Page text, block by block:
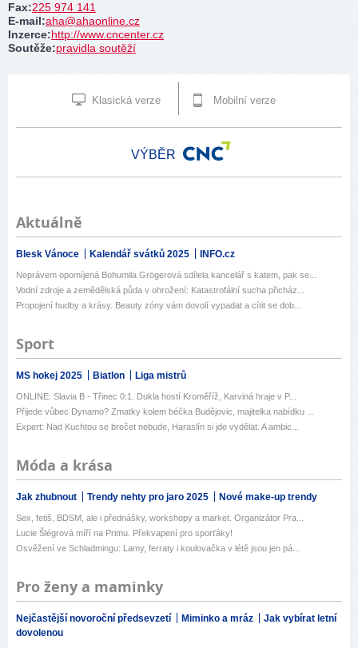
Fax:225 974 141
E-mail:aha@ahaonline.cz
Inzerce:http://www.cncenter.cz
Soutěže:pravidla soutěží
Klasická verze Mobilní verze
VÝBĚR
Aktuálně
Blesk Vánoce Kalendář svátků 2025 INFO.cz
Neprávem opomíjená Bohumila Grögerová sdílela kancelář s katem, pak se...
Vodní zdroje a zemědělská půda v ohrožení: Katastrofální sucha přicház...
Propojení hudby a krásy. Beauty zóny vám dovolí vypadat a cítit se dob...
Sport
MS hokej 2025 Biatlon Liga mistrů
ONLINE: Slavia B - Třinec 0:1. Dukla hostí Kroměříž, Karviná hraje v P...
Přijede vůbec Dynamo? Zmatky kolem béčka Budějovic, majitelka nabídku ...
Expert: Nad Kuchtou se brečet nebude, Haraslín si jde vydělat. A ambic...
Móda a krása
Jak zhubnout Trendy nehty pro jaro 2025 Nové make-up trendy
Sex, fetiš, BDSM, ale i přednášky, workshopy a market. Organizátor Pra...
Lucie Šlégrová míří na Primu. Překvapení pro sporťáky!
Osvěžení ve Schladmingu: Lamy, ferraty i koulovačka v létě jsou jen pá...
Pro ženy a maminky
Nejčastější novoroční předsevzetí Miminko a mráz
Jak vybírat letní
dovolenou